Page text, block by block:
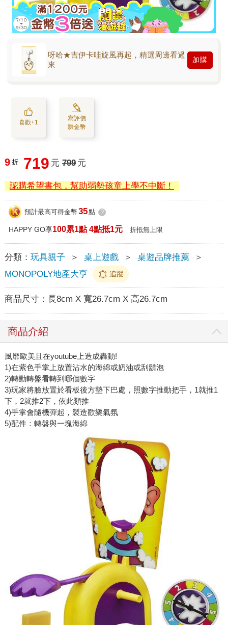
呀哈★吉伊卡哇旋風再起，精選周邊看過
來
加購
喜歡+1
寫評價
賺金幣
9 折 719 元 799 元
認購希望書包，幫助弱勢孩童上學不中斷！
預計最高可得金幣 35點 ?
HAPPY GO享100累1點 4點抵1元 折抵無上限
分類： 玩具親子 ＞ 桌上遊戲 ＞ 桌遊品牌推薦
＞
MONOPOLY地產大亨
追蹤
商品尺寸： 長8cm X 寬26.7cm X 高26.7cm
商品介紹
風靡歐美且在youtube上造成轟動!
1)在紫色手掌上放置沾水的海綿或奶油或刮鬍泡
2)轉動轉盤看轉到哪個數字
3)玩家將臉放置於看板後方墊下巴處，照數字推動把手，1就推1
下，2就推2下，依此類推
4)手掌會隨機彈起，製造歡樂氣氛
5)配件：轉盤與一塊海綿